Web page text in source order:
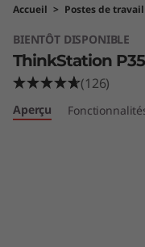
S
a
Accueil > Postes de
BIENTÔT DISPONIBLE
ThinkStation
(126)
Aperçu